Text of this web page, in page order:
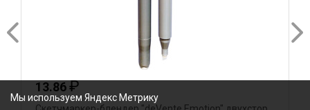
13.86₽
Мы используем Яндекс Метрику